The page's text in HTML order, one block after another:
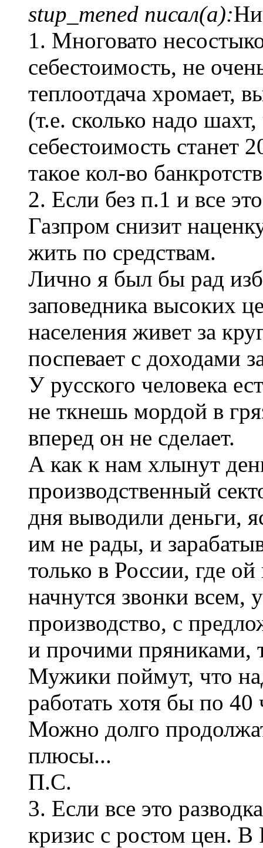
stup_mened писал(а):
1. Многовато
себестоимость, не
теплоотдача хромает,
(т.е. сколько надо
себестоимость станет
такое кол-во
2. Если без п.1 и все
Газпром снизит
жить по средствам.
Лично я был бы рад
заповедника высоких
населения живет за
поспевает с доходами
У русского человека
не ткнешь мордой в
вперед он не сделает.
А как к нам хлынут
производственный
дня выводили деньги,
им не рады, и
только в России, где
начнутся звонки
производство, с
и прочими
Мужики поймут, что
работать хотя бы по 40
Можно долго
плюсы...
П.С.
3. Если все это
кризис с ростом цен. В